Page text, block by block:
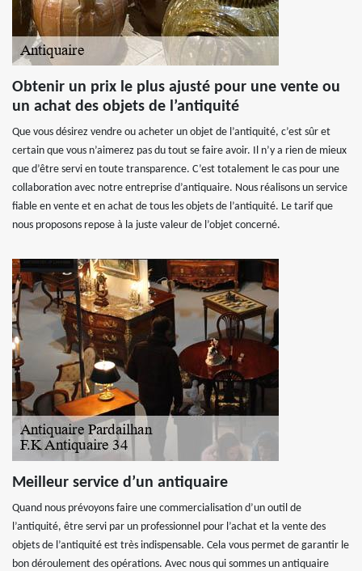
Obtenir un prix le plus ajusté pour une vente ou
un achat des objets de l’antiquité
Que vous désirez vendre ou acheter un objet de l’antiquité, c’est sûr et
certain que vous n’aimerez pas du tout se faire avoir. Il n’y a rien de mieux
que d’être servi en toute transparence. C’est totalement le cas pour une
collaboration avec notre entreprise d’antiquaire. Nous réalisons un service
fiable en vente et en achat de tous les objets de l’antiquité. Le tarif que
nous proposons repose à la juste valeur de l’objet concerné.
Meilleur service d’un antiquaire
Quand nous prévoyons faire une commercialisation d’un outil de
l’antiquité, être servi par un professionnel pour l’achat et la vente des
objets de l’antiquité est très indispensable. Cela vous permet de garantir le
bon déroulement des opérations. Avec nous qui sommes un antiquaire